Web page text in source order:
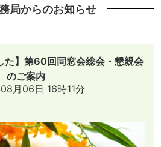
局からのお知らせ
た】第60回同窓会総会・懇親会
のご案内
月06日 16時11分